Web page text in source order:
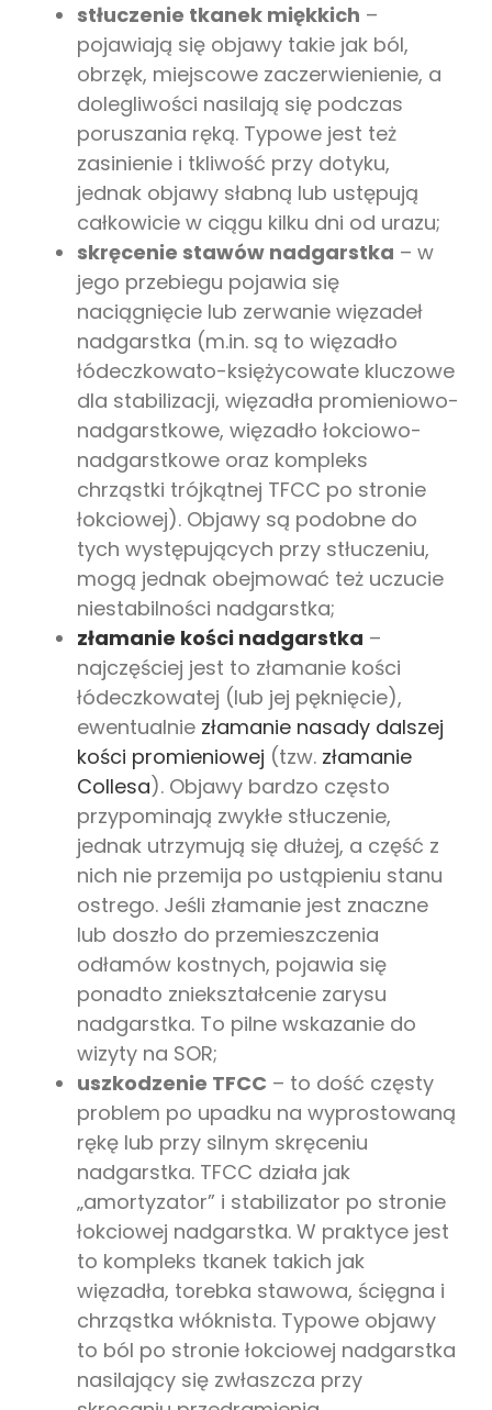
stłuczenie tkanek miękkich –
pojawiają się objawy takie jak ból,
obrzęk, miejscowe zaczerwienienie, a
dolegliwości nasilają się podczas
poruszania ręką. Typowe jest też
zasinienie i tkliwość przy dotyku,
jednak objawy słabną lub ustępują
całkowicie w ciągu kilku dni od urazu;
skręcenie stawów nadgarstka – w
jego przebiegu pojawia się
naciągnięcie lub zerwanie więzadeł
nadgarstka (m.in. są to więzadło
łódeczkowato-księżycowate kluczowe
dla stabilizacji, więzadła promieniowo-
nadgarstkowe, więzadło łokciowo-
nadgarstkowe oraz kompleks
chrząstki trójkątnej TFCC po stronie
łokciowej). Objawy są podobne do
tych występujących przy stłuczeniu,
mogą jednak obejmować też uczucie
niestabilności nadgarstka;
złamanie kości nadgarstka –
najczęściej jest to złamanie kości
łódeczkowatej (lub jej pęknięcie),
ewentualnie złamanie nasady dalszej
kości promieniowej (tzw. złamanie
Collesa). Objawy bardzo często
przypominają zwykłe stłuczenie,
jednak utrzymują się dłużej, a część z
nich nie przemija po ustąpieniu stanu
ostrego. Jeśli złamanie jest znaczne
lub doszło do przemieszczenia
odłamów kostnych, pojawia się
ponadto zniekształcenie zarysu
nadgarstka. To pilne wskazanie do
wizyty na SOR;
uszkodzenie TFCC – to dość częsty
problem po upadku na wyprostowaną
rękę lub przy silnym skręceniu
nadgarstka. TFCC działa jak
„amortyzator” i stabilizator po stronie
łokciowej nadgarstka. W praktyce jest
to kompleks tkanek takich jak
więzadła, torebka stawowa, ścięgna i
chrząstka włóknista. Typowe objawy
to ból po stronie łokciowej nadgarstka
nasilający się zwłaszcza przy